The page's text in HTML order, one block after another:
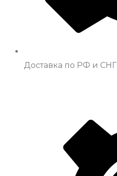
Доставка по РФ и СНГ